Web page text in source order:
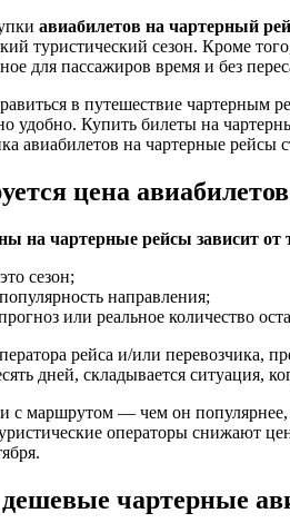
авиабилетов на чартерный
туристический сезон. Кроме
для пассажиров время и без
в путешествие чартерным
удобно. Купить билеты на
авиабилетов на чартерные
цена
на чартерные рейсы зависит от
сезон;
направления;
или реальное количество
рейса и/или перевозчика,
дней, складывается ситуация,
с маршрутом — чем он
операторы снижают
чартерные